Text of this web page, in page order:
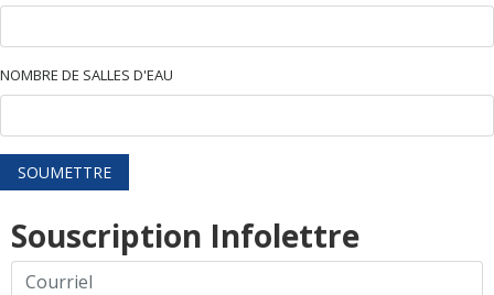
NOMBRE DE SALLES D'EAU
SOUMETTRE
Souscription Infolettre